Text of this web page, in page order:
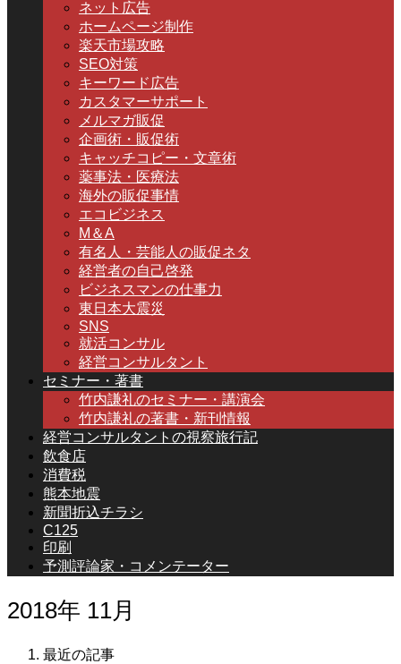
ネット広告
ホームページ制作
楽天市場攻略
SEO対策
キーワード広告
カスタマーサポート
メルマガ販促
企画術・販促術
キャッチコピー・文章術
薬事法・医療法
海外の販促事情
エコビジネス
M＆A
有名人・芸能人の販促ネタ
経営者の自己啓発
ビジネスマンの仕事力
東日本大震災
SNS
就活コンサル
経営コンサルタント
セミナー・著書
竹内謙礼のセミナー・講演会
竹内謙礼の著書・新刊情報
経営コンサルタントの視察旅行記
飲食店
消費税
熊本地震
新聞折込チラシ
C125
印刷
予測評論家・コメンテーター
2018年 11月
最近の記事